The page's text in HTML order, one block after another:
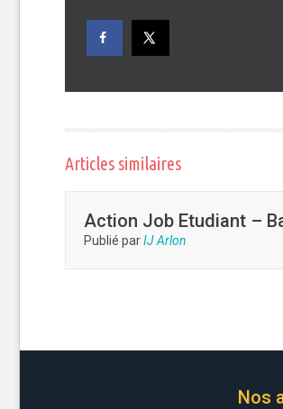
Articles similaires
Action Job Etudiant –
Publié par IJ Arlon
Nos